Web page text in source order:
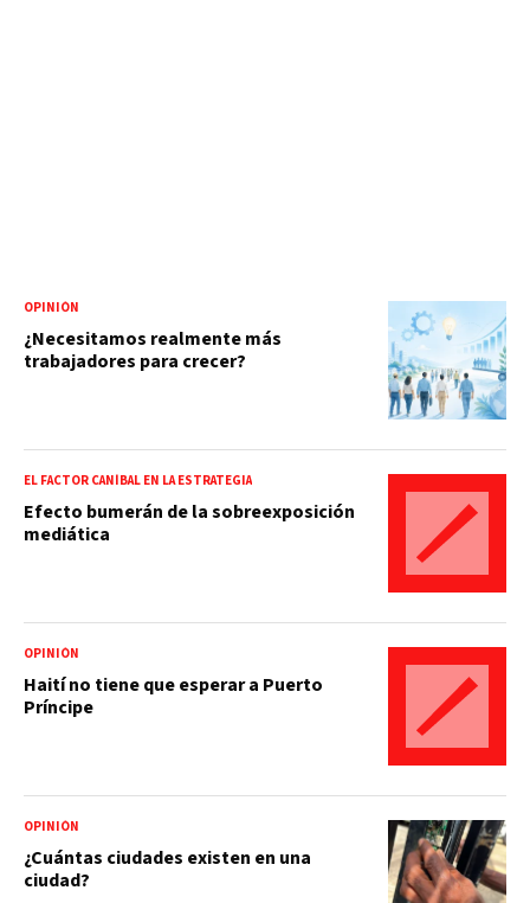
OPINIÓN
¿Necesitamos realmente más
trabajadores para crecer?
EL FACTOR CANÍBAL EN LA ESTRATEGIA
Efecto bumerán de la sobreexposición
mediática
OPINIÓN
Haití no tiene que esperar a Puerto
Príncipe
OPINIÓN
¿Cuántas ciudades existen en una
ciudad?